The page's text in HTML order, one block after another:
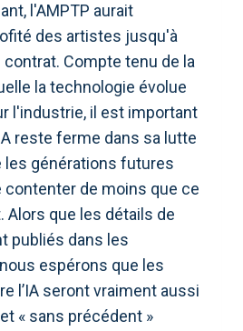
l'AMPTP aurait
des artistes jusqu'à
contrat. Compte tenu de la
la technologie évolue
l'industrie, il est important
reste ferme dans sa lutte
les générations futures
contenter de moins que ce
Alors que les détails de
publiés dans les
espérons que les
l’IA seront vraiment aussi
« sans précédent »